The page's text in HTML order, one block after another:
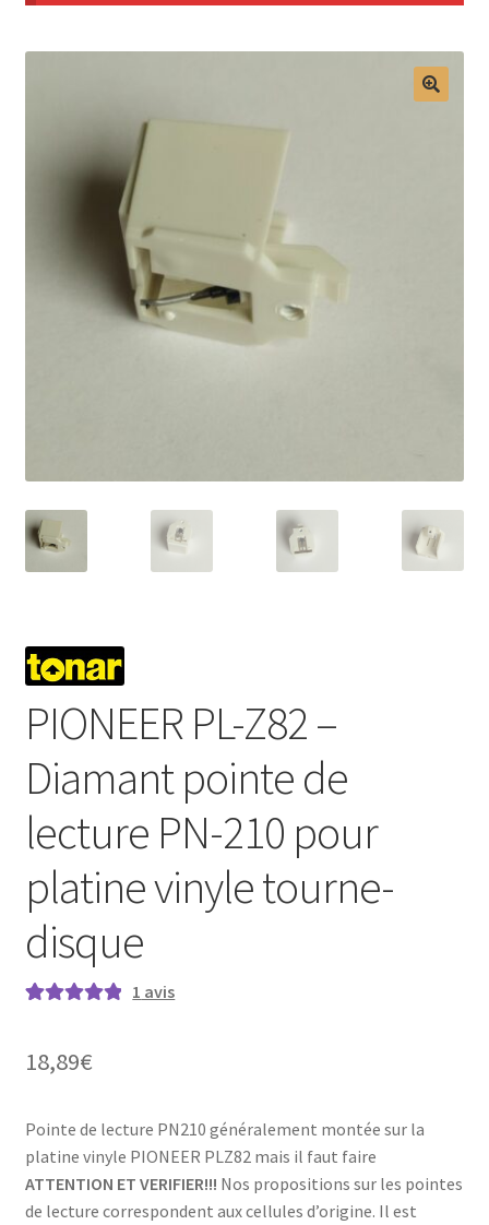
PIONEER PL-Z82 –
Diamant pointe de
lecture PN-210 pour
platine vinyle tourne-
disque
notation
1 avis
18,89€
Pointe de lecture PN210 généralement montée sur la
platine vinyle PIONEER PLZ82 mais il faut faire
ATTENTION ET VERIFIER!!! Nos propositions sur les pointes
de lecture correspondent aux cellules d’origine. Il est